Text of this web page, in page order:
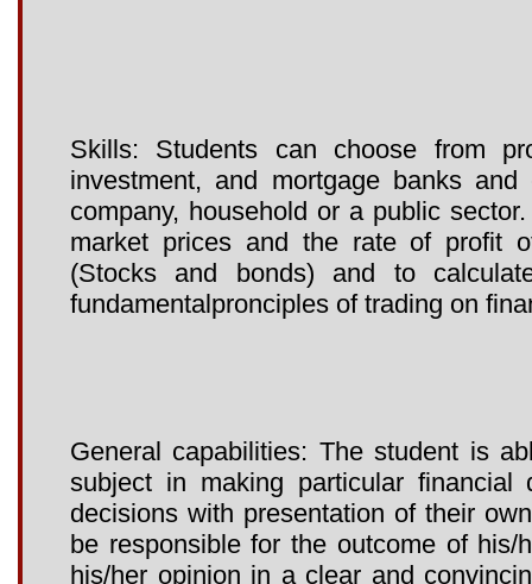
Skills: Students can choose from
investment, and mortgage banks
company, household or a public
market prices and the rate of profit
(Stocks and bonds) and to
fundamentalpronciples of trading on
General capabilities: The student is
subject in making particular financial
decisions with presentation of their
be responsible for the outcome of
his/her opinion in a clear and